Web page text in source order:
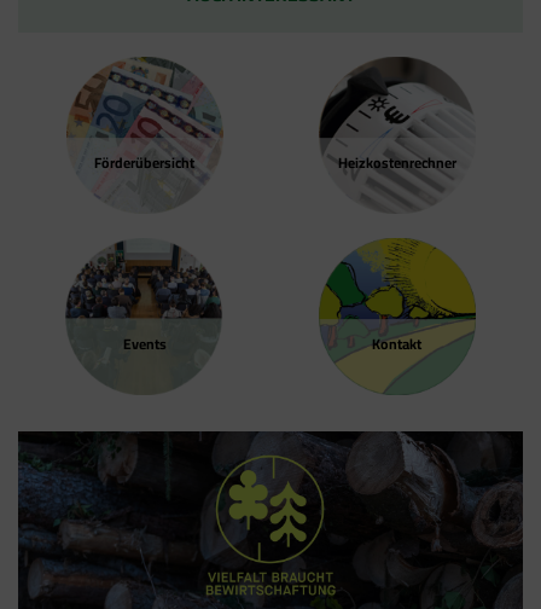
Förder­übersicht Heizkosten­rechner
Events Kontakt